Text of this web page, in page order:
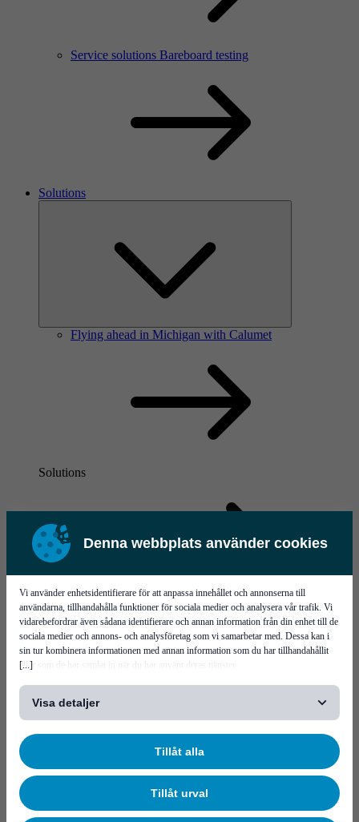
Denna webbplats använder cookies
[...]
Vi använder enhetsidentifierare för att anpassa innehållet och annonserna till
användarna, tillhandahålla funktioner för sociala medier och analysera vår trafik. Vi
vidarebefordrar även sådana identifierare och annan information från din enhet till de
sociala medier och annons- och analysföretag som vi samarbetar med. Dessa kan i
sin tur kombinera informationen med annan information som du har tillhandahållit
eller som de har samlat in när du har använt deras tjänster.
Visa detaljer
Tillåt alla
Tillåt urval
Service solutions Bareboard testing
Solutions
Flying ahead in Michigan with Calumet
Solutions
Solutions
Flying ahead in Michigan with Calumet